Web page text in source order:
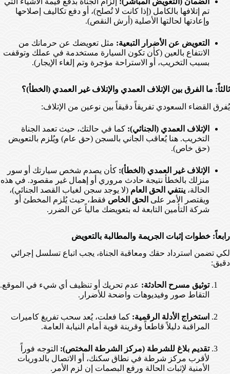
تم إتلافها بالكامل (إذا كانت لا تُصلح)، أو دفع تكاليف إصلاحها
وإعادتها لحالتها الأصلية (أرش النقص).
التعويض عن الأضرار التبعية: مثل تعويضك عن حرمانك من
الانتفاع بالعين (كأن تكون السيارة مستخدمة في عملك وتوقفت
بسبب التخريب، أو الاستراحة مؤجرة وتم إلغاء الإيجار).
ثالثاً: ما الفرق بين الإتلاف العمدي والإتلاف غير العمدي (الخطأ)؟
يُفرق القضاء السعودي تفريقاً دقيقاً بين نوعين من الإتلاف:
الإتلاف العمدي (الجنائي): كما في حالتك، حيث تعمد الجناة
التخريب. هنا يُعاقب الجاني بالسجن (حق عام) ويُلزم بالتعويض
(حق خاص).
الإتلاف غير العمدي (الخطأ): كأن يصدم شخص سيارتك أو سور
منزلك بالخطأ نتيجة حادث مروري أو إهمال غير مقصود. في هذه
الحالة، ينتفي الحق العام (لا يوجد سجن لغياب القصد الجنائي)،
ويقتصر الأمر على الحق الخاص فقط، حيث يُلزم المخطئ أو
شركة التأمين التابعة له بتعويضك مالياً عن الضرر.
رابعاً: خطوات إثبات الجريمة والمطالبة بالتعويض
لكي تضمن استرداد حقك ومعاقبة الجناة، يجب اتباع تسلسل إجرائي
دقيق:
توثيق مسرح الحادثة: عدم تحريك أو تنظيف أي شيء في الموقع.
التقاط صور وفيديوهات واضحة للأضرار.
استخراج الأدلة الرقمية: كما فعلت، يُعد سحب تفريغ كاميرات
المراقبة دليلاً قاطعاً وقرينة قوية أمام النيابة العامة.
تقديم بلاغ للشرطة (مركز الشرطة المختص): التوجه فوراً
لأقرب مركز شرطة في نطاق سكنك، أو الاتصال بالدوريات
الأمنية لإثبات الحالة ورفع البصمات إن لزم الأمر.